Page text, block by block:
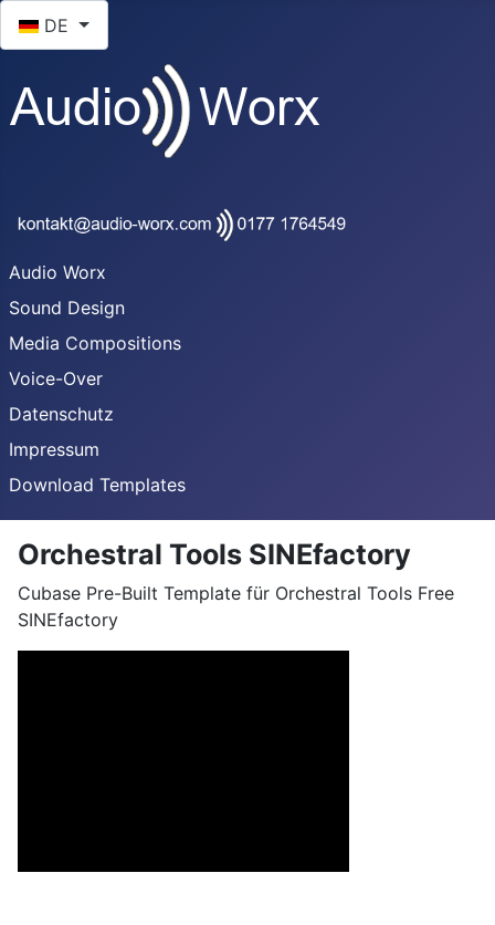
DE
Audio Worx
Sound Design
Media Compositions
Voice-Over
Datenschutz
Impressum
Download Templates
Orchestral Tools SINEfactory
Cubase Pre-Built Template für Orchestral Tools Free
SINEfactory